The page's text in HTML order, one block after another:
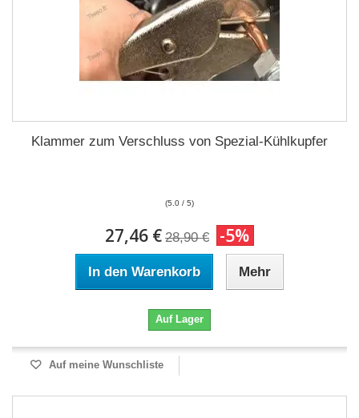
Klammer zum Verschluss von Spezial-Kühlkupfer
(5.0 / 5)
27,46 € 28,90 € -5%
In den Warenkorb Mehr
Auf Lager
Auf meine Wunschliste